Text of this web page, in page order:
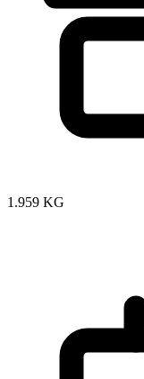
1.959 KG